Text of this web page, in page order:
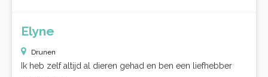
Elyne
Drunen
Ik heb zelf altijd al dieren gehad en ben een liefhebber